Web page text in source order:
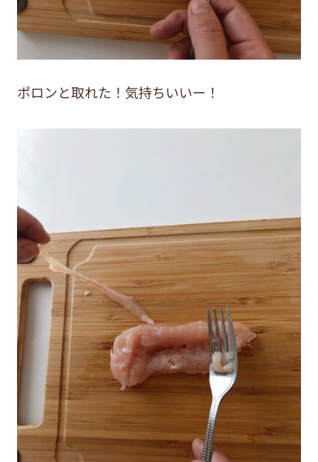
ポロンと取れた！気持ちいいー！